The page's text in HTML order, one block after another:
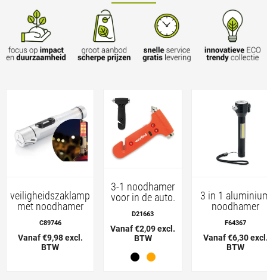
veiligheidszaklamp
met noodhamer
C89746
Vanaf €9,98 excl.
BTW
3-1 noodhamer
voor in de auto.
D21663
Vanaf €2,09 excl.
BTW
3 in 1
noodhamer
F64367
Vanaf €6,30
BTW